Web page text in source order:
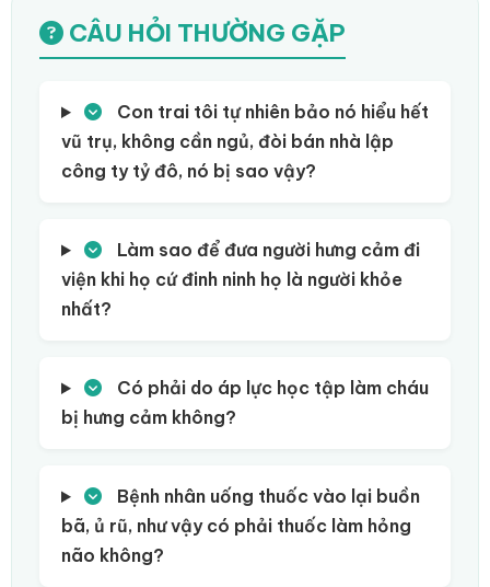
CÂU HỎI THƯỜNG GẶP
Con trai tôi tự nhiên bảo nó hiểu hết
vũ trụ, không cần ngủ, đòi bán nhà lập
công ty tỷ đô, nó bị sao vậy?
Làm sao để đưa người hưng cảm đi
viện khi họ cứ đinh ninh họ là người khỏe
nhất?
Có phải do áp lực học tập làm cháu
bị hưng cảm không?
Bệnh nhân uống thuốc vào lại buồn
bã, ủ rũ, như vậy có phải thuốc làm hỏng
não không?